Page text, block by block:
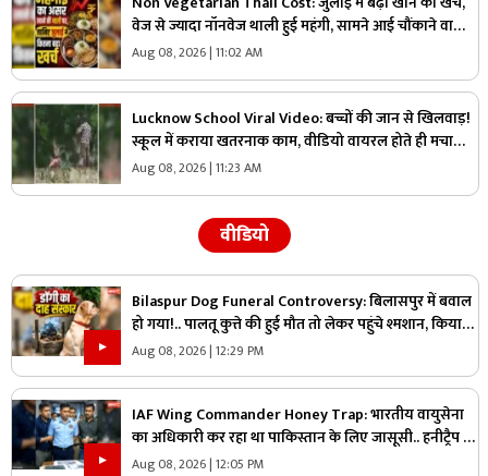
वेज से ज्यादा नॉनवेज थाली हुई महंगी, सामने आई चौंकाने वाली
वजह
Aug 08, 2026 | 11:02 AM
Lucknow School Viral Video: बच्चों की जान से खिलवाड़!
स्कूल में कराया खतरनाक काम, वीडियो वायरल होते ही मचा
हड़कंप
Aug 08, 2026 | 11:23 AM
वीडियो
Bilaspur Dog Funeral Controversy: बिलासपुर में बवाल
हो गया!.. पालतू कुत्ते की हुई मौत तो लेकर पहुंचे श्मशान, किया
दाह संस्कार तो शुरू हो गया हंगामा
Aug 08, 2026 | 12:29 PM
IAF Wing Commander Honey Trap: भारतीय वायुसेना
का अधिकारी कर रहा था पाकिस्तान के लिए जासूसी.. हनीट्रैप में
फंसकर किया कुछ ऐसा जानकार रह जायेंगे हैरान
Aug 08, 2026 | 12:05 PM